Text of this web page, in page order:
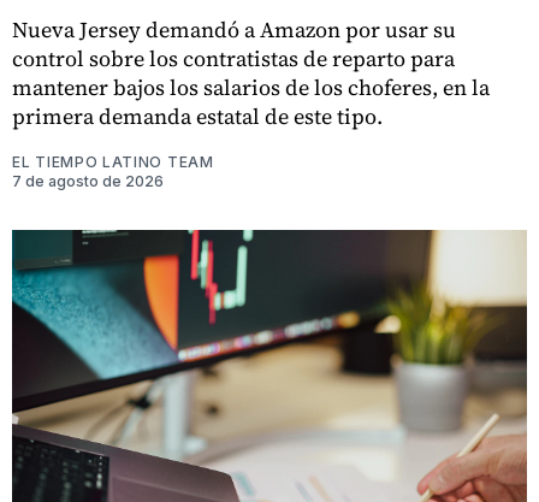
Nueva Jersey demandó a Amazon por usar su
control sobre los contratistas de reparto para
mantener bajos los salarios de los choferes, en la
primera demanda estatal de este tipo.
EL TIEMPO LATINO TEAM
7 de agosto de 2026